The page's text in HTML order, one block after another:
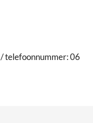
/ telefoonnummer: 06